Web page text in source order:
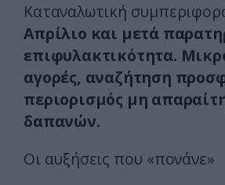
Καταναλωτική
Απρίλιο και μετά
επιφυλακτικότητα.
αγορές, αναζήτηση
περιορισμός μη
δαπανών.
Οι αυξήσεις που «πονάνε»